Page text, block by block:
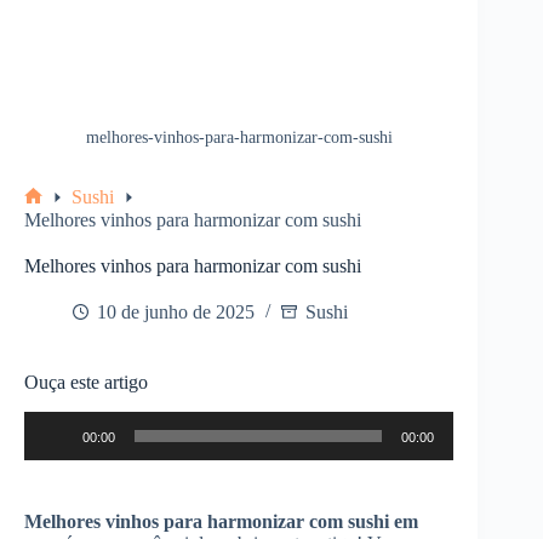
melhores-vinhos-para-harmonizar-com-sushi
Home
Sushi
Melhores vinhos para harmonizar com sushi
Melhores vinhos para harmonizar com sushi
10 de junho de 2025 Sushi
Ouça este artigo
áudio
00:00 00:00
Melhores vinhos para harmonizar com sushi em